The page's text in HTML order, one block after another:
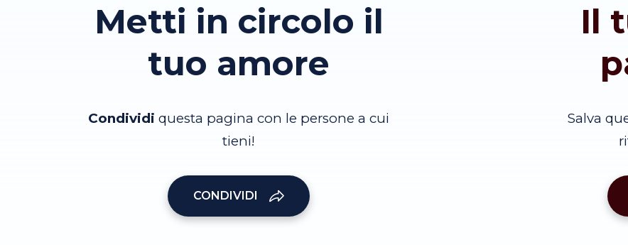
Metti in circolo il
tuo amore
Condividi questa pagina con le persone a cui
tieni!
CONDIVIDI
Il
Salva